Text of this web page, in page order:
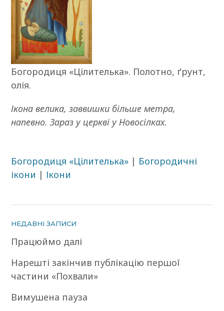
Богородиця «Цілителька». Полотно, ґрунт,
олія.
Ікона велика, заввишки більше метра,
напевно. Зараз у церкві у Новосілках.
Богородиця «Цілителька» | Богородичні
ікони | Ікони
НЕДАВНІ ЗАПИСИ
Працюймо далі
Нарешті закінчив публікацію першої
частини «Похвали»
Вимушена пауза